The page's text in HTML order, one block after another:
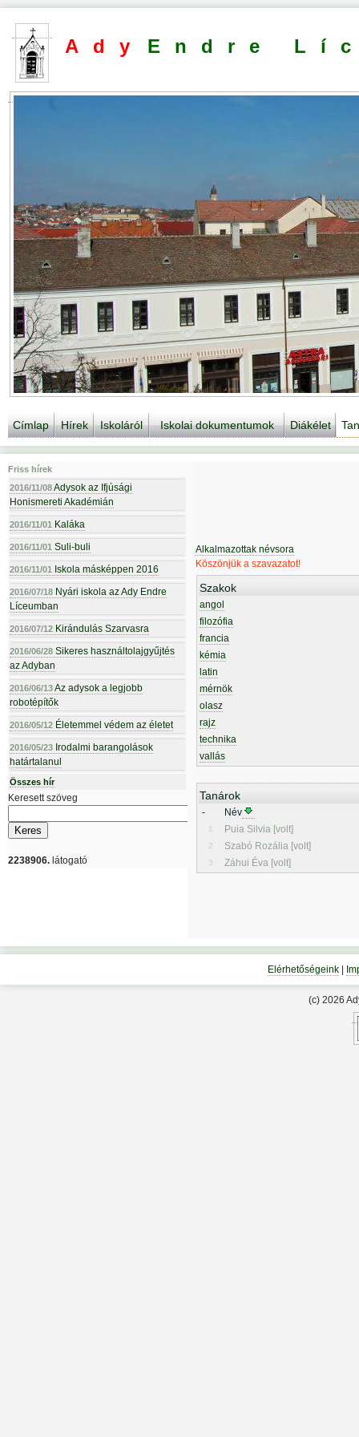
Ady Endre
Címlap Hírek Iskoláról Iskolai dokumentumok Diákélet
Friss hírek
2016/11/08Adysok az Ifjúsági
Honismereti Akadémián
2016/11/01 Kaláka
2016/11/01 Suli-buli
2016/11/01 Iskola másképpen 2016
2016/07/18 Nyári iskola az Ady Endre
Líceumban
2016/07/12 Kirándulás Szarvasra
2016/06/28 Sikeres használtolajgyűjtés
az Adyban
2016/06/13Az adysok a legjobb
robotépítők
2016/05/12 Életemmel védem az életet
2016/05/23 Irodalmi barangolások
határtalanul
Összes hír
Keresett szöveg
2238906. látogató
Alkalmazottak névsora
Köszönjük a szavazatot!
Szakok
angol
filozófia
francia
kémia
latin
mérnök
olasz
rajz
technika
vallás
Tanárok
- Név
1 Puia Silvia [volt]
2 Szabó Rozália [volt]
3 Záhui Éva [volt]
Elérhetőségeink|
(c) 2026